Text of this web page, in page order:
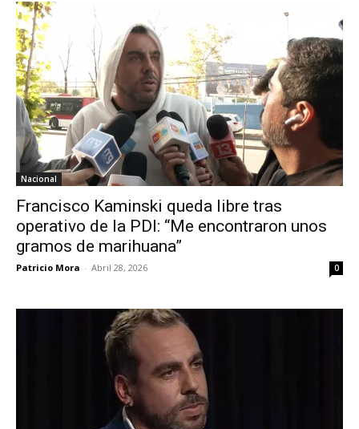
Nacional
Francisco Kaminski queda libre tras
operativo de la PDI: “Me encontraron unos
gramos de marihuana”
Patricio Mora - Abril 28, 2026 0